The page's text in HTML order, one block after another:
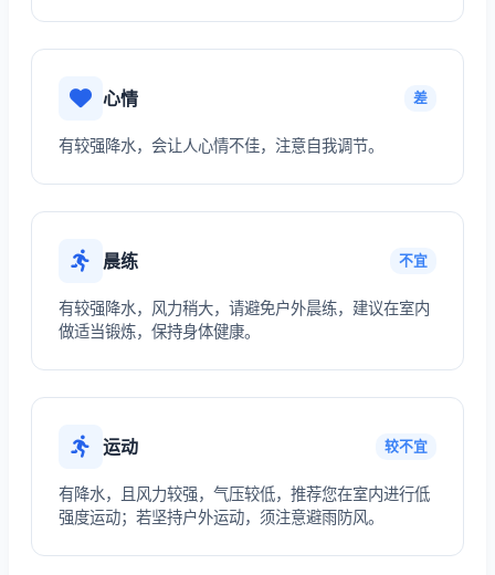
心情 差
有较强降水，会让人心情不佳，注意自我调节。
晨练 不宜
有较强降水，风力稍大，请避免户外晨练，建议在室内
做适当锻炼，保持身体健康。
运动 较不宜
有降水，且风力较强，气压较低，推荐您在室内进行低
强度运动；若坚持户外运动，须注意避雨防风。